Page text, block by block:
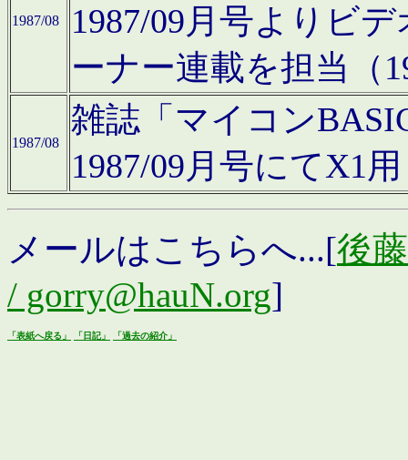
1987/08
1987/09月号よりビ
ーナー連載を担当（
1987/08
雑誌「マイコン
1987/09月号にてX1
メールはこちらへ...[後
/ gorry@hauN.org]
「表紙へ戻る」 「日記」 「過去の紹介」